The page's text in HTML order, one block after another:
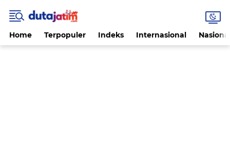
Home Terpopuler Indeks Internasional